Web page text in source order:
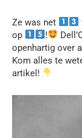
Ze was net
op
!
openhartig over
Kom alles te
artikel!